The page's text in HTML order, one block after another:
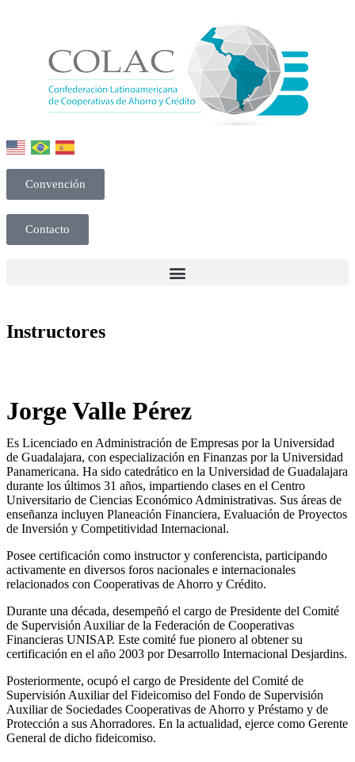
Convención
Contacto
Instructores
Jorge Valle Pérez
Es Licenciado en Administración de Empresas por la Universidad
de Guadalajara, con especialización en Finanzas por la Universidad
Panamericana. Ha sido catedrático en la Universidad de Guadalajara
durante los últimos 31 años, impartiendo clases en el Centro
Universitario de Ciencias Económico Administrativas. Sus áreas de
enseñanza incluyen Planeación Financiera, Evaluación de Proyectos
de Inversión y Competitividad Internacional.
Posee certificación como instructor y conferencista, participando
activamente en diversos foros nacionales e internacionales
relacionados con Cooperativas de Ahorro y Crédito.
Durante una década, desempeñó el cargo de Presidente del Comité
de Supervisión Auxiliar de la Federación de Cooperativas
Financieras UNISAP. Este comité fue pionero al obtener su
certificación en el año 2003 por Desarrollo Internacional Desjardins.
Posteriormente, ocupó el cargo de Presidente del Comité de
Supervisión Auxiliar del Fideicomiso del Fondo de Supervisión
Auxiliar de Sociedades Cooperativas de Ahorro y Préstamo y de
Protección a sus Ahorradores. En la actualidad, ejerce como Gerente
General de dicho fideicomiso.